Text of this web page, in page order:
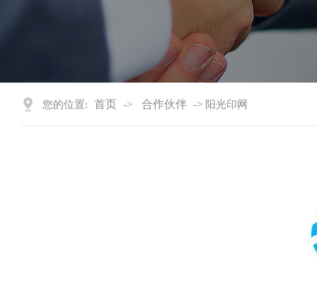
您的位置: 首页 -> 合作伙伴 -> 阳光印网